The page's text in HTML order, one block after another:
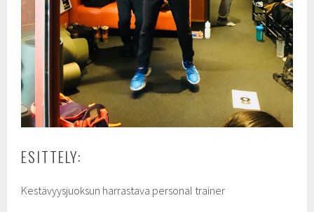
ESITTELY:
Kestävyysjuoksun harrastava personal trainer